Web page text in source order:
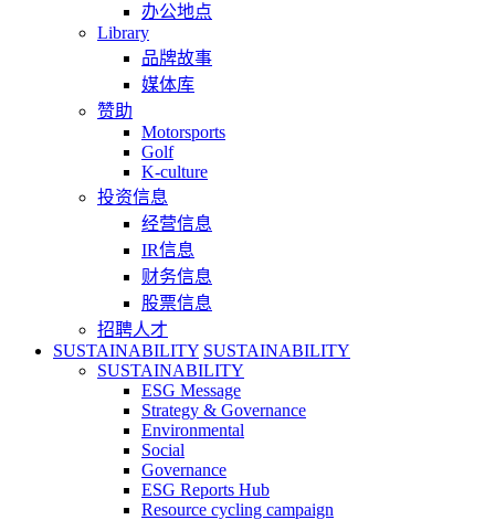
办公地点
Library
品牌故事
媒体库
赞助
Motorsports
Golf
K-culture
投资信息
经营信息
IR信息
财务信息
股票信息
招聘人才
SUSTAINABILITY SUSTAINABILITY
SUSTAINABILITY
ESG Message
Strategy & Governance
Environmental
Social
Governance
ESG Reports Hub
Resource cycling campaign